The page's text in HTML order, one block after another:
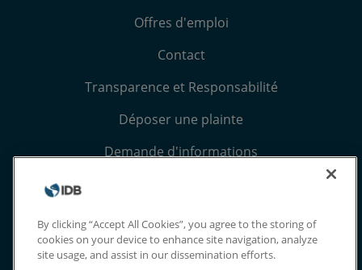
Offres d'emploi
Contact
Transparence et Responsabilité
Déposer une plainte
Demande d'informations
Conditions générales et avis de confidentialité
Extranet
By clicking “Accept All Cookies”, you agree to the storing of
cookies on your device to enhance site navigation, analyze
site usage, and assist in our dissemination efforts.